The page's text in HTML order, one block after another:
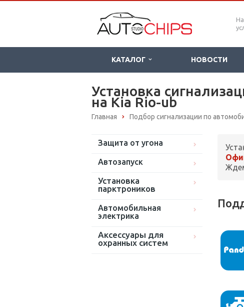
КАТАЛОГ НОВОСТИ
Установка
на Kia Rio-ub
Главная Подбор сигнализации по
Защита от угона
Автозапуск
Установка
парктроников
Автомобильная
электрика
Аксессуары для
охранных систем